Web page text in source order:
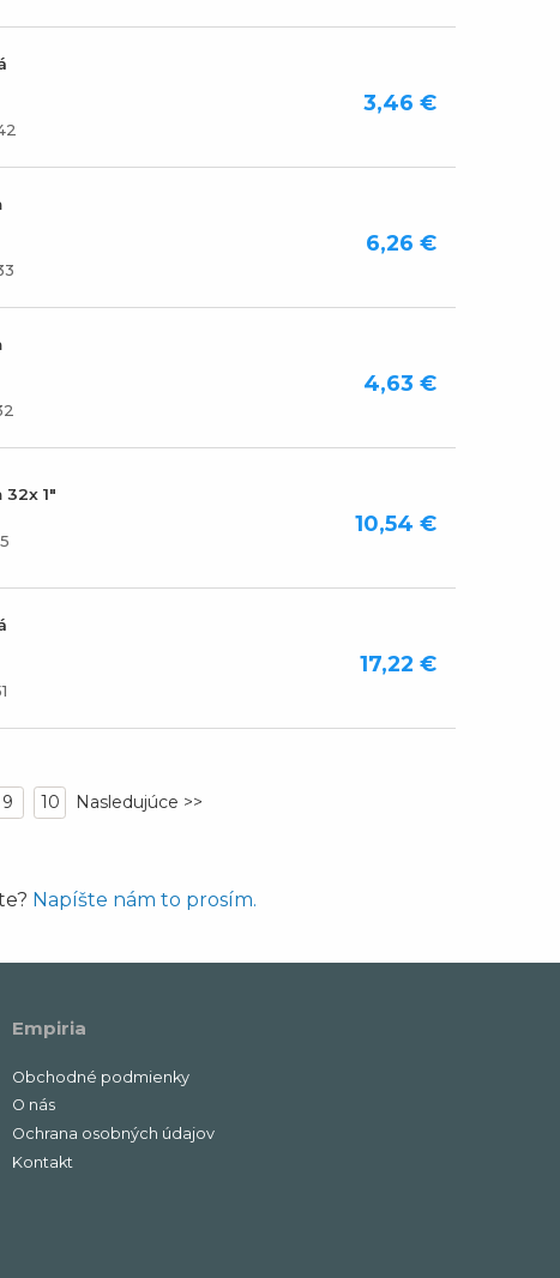
3,46 €
6,26 €
4,63 €
1"
10,54 €
17,22 €
9 10
Napíšte nám to prosím.
Empiria
Obchodné podmienky
O nás
Ochrana osobných údajov
Kontakt